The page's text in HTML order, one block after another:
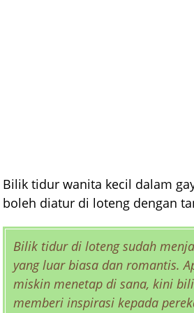
Bilik tidur wanita kecil dalam
boleh diatur di loteng dengan
Bilik tidur di loteng sudah
yang luar biasa dan romantis.
miskin menetap di sana, kini
memberi inspirasi kepada